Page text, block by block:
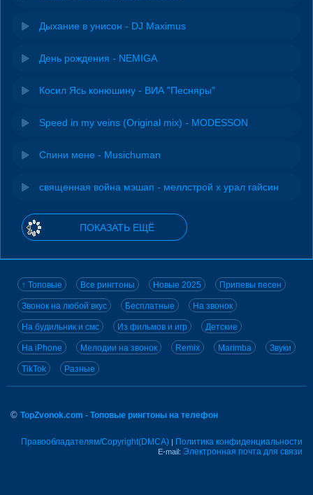
Дыхание в унисон - DJ Maximus
День рождения - NEMIGA
Косил Ясь конюшину - ВИА "Песняры"
Speed in my veins (Original mix) - MODESSON
Спини мене - Musichuman
священная война мэшап - меллстрой х урал гайсин
ПОКАЗАТЬ ЕЩЁ
↑ Топовые Все рингтоны Новые 2025 Припевы песен
Звонок на любой вкус Бесплатные На звонок
На будильник и смс Из фильмов и игр Детские
На iPhone Мелодии на звонок Remix Marimba Звуки
TikTok Разные
© TopZvonok.com - Топовые рингтоны на телефон
Правообладателям/Copyright(DMCA) | Политика конфиденциальности
E-mail: Электронная почта для связи